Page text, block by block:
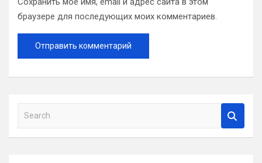
браузере для последующих моих комментариев.
a